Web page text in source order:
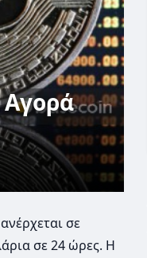
σε
σε 24 ώρες. Η